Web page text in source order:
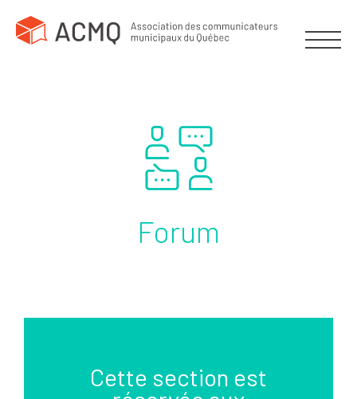
Forum
Cette section est